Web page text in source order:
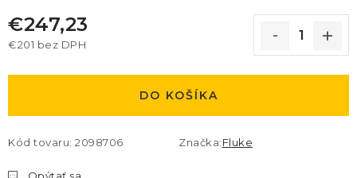
€247,23
€201 bez DPH
DO KOŠÍKA
Kód tovaru: 2098706 Značka:Fluke